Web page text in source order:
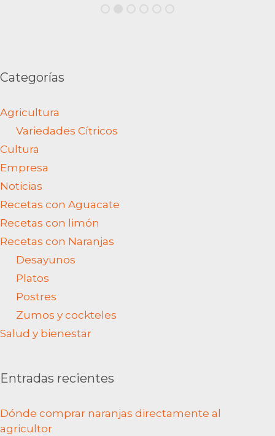
Categorías
Agricultura
Variedades Cítricos
Cultura
Empresa
Noticias
Recetas con Aguacate
Recetas con limón
Recetas con Naranjas
Desayunos
Platos
Postres
Zumos y cockteles
Salud y bienestar
Entradas recientes
Dónde comprar naranjas directamente al
agricultor